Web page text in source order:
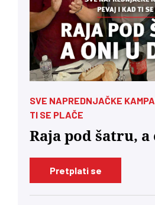
SVE NAPREDNJAČKE
TI SE PLAČE
Raja pod šatru,
Pretplati se